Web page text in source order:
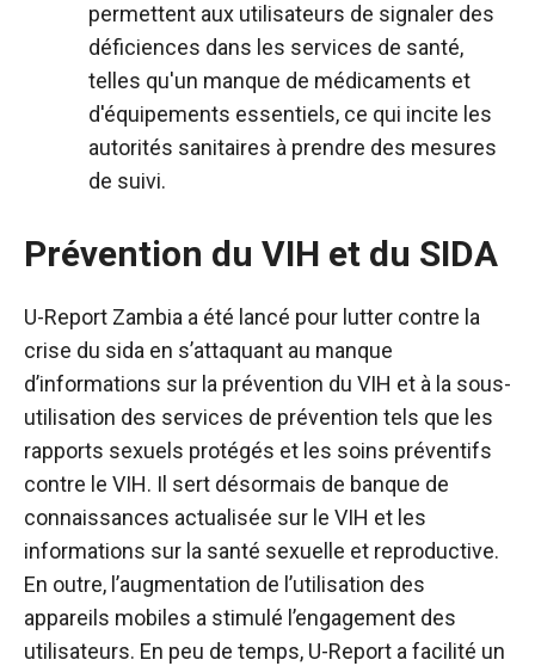
permettent aux utilisateurs de signaler des
déficiences dans les services de santé,
telles qu'un manque de médicaments et
d'équipements essentiels, ce qui incite les
autorités sanitaires à prendre des mesures
de suivi.
Prévention du VIH et du SIDA
U-Report Zambia a été lancé pour lutter contre la
crise du sida en s’attaquant au manque
d’informations sur la prévention du VIH et à la sous-
utilisation des services de prévention tels que les
rapports sexuels protégés et les soins préventifs
contre le VIH. Il sert désormais de banque de
connaissances actualisée sur le VIH et les
informations sur la santé sexuelle et reproductive.
En outre, l’augmentation de l’utilisation des
appareils mobiles a stimulé l’engagement des
utilisateurs. En peu de temps, U-Report a facilité un